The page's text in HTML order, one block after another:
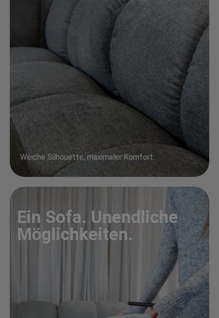
Weiche Silhouette, maximaler Komfort.
Ein Sofa. Unendliche
Möglichkeiten.